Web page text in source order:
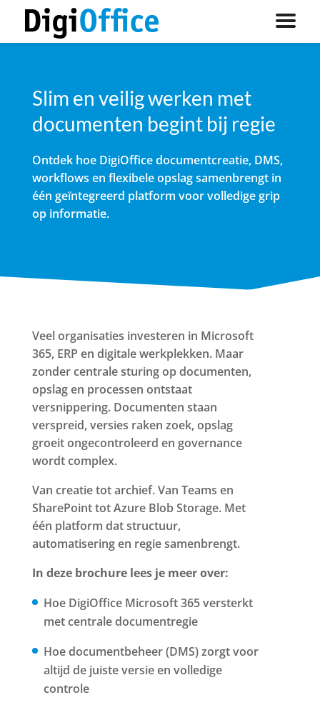
Slim en veilig werken met
documenten begint bij regie
Ontdek hoe DigiOffice documentcreatie, DMS,
workflows en flexibele opslag samenbrengt in
één geïntegreerd platform voor volledige grip
op informatie.
Veel organisaties investeren in Microsoft
365, ERP en digitale werkplekken. Maar
zonder centrale sturing op documenten,
opslag en processen ontstaat
versnippering. Documenten staan
verspreid, versies raken zoek, opslag
groeit ongecontroleerd en governance
wordt complex.
Van creatie tot archief. Van Teams en
SharePoint tot Azure Blob Storage. Met
één platform dat structuur,
automatisering en regie samenbrengt.
In deze brochure lees je meer over:
Hoe DigiOffice Microsoft 365 versterkt
met centrale documentregie
Hoe documentbeheer (DMS) zorgt voor
altijd de juiste versie en volledige
controle